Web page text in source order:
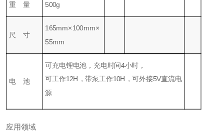
重 量 500g
尺 寸
165mm×100mm×
55mm
电 池
可充电锂电池，充电时间4小时，
可工作12H，带泵工作10H，可外接5V直流电
源
应用领域